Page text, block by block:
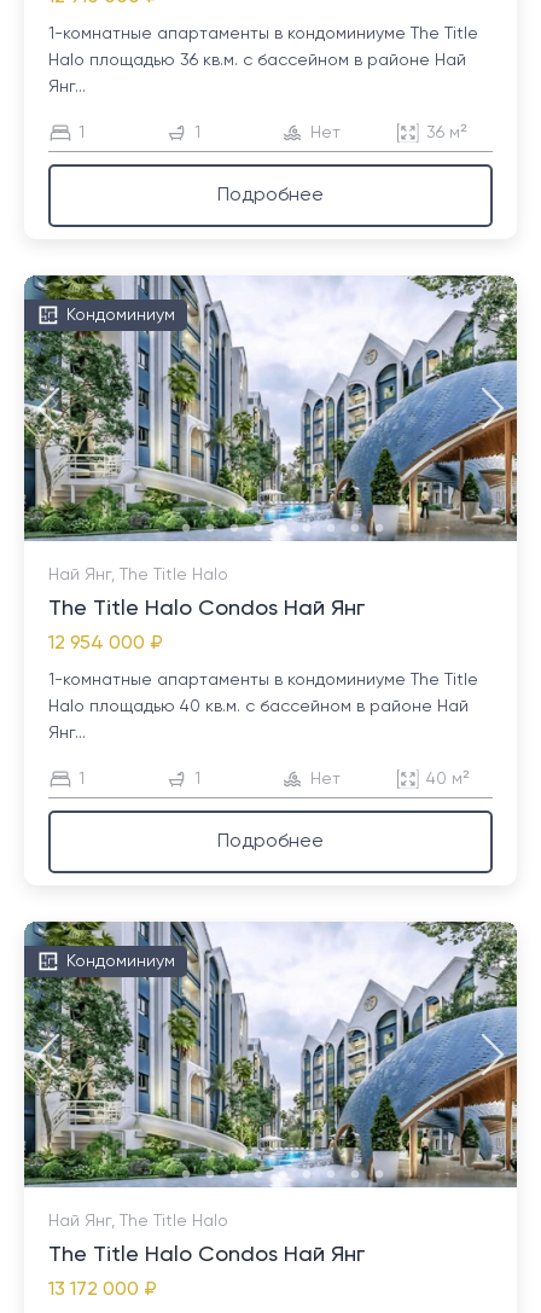
1-комнатные апартаменты в кондоминиуме The Title
Halo площадью 36 кв.м. с бассейном в районе Най
Янг...
1 1 Нет 36 м²
Подробнее
Кондоминиум
Най Янг, The Title Halo
The Title Halo Condos Най Янг
12 954 000 ₽
1-комнатные апартаменты в кондоминиуме The Title
Halo площадью 40 кв.м. с бассейном в районе Най
Янг...
1 1 Нет 40 м²
Подробнее
Кондоминиум
Най Янг, The Title Halo
The Title Halo Condos Най Янг
13 172 000 ₽